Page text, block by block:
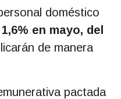
doméstico
en mayo, del
de manera
pactada